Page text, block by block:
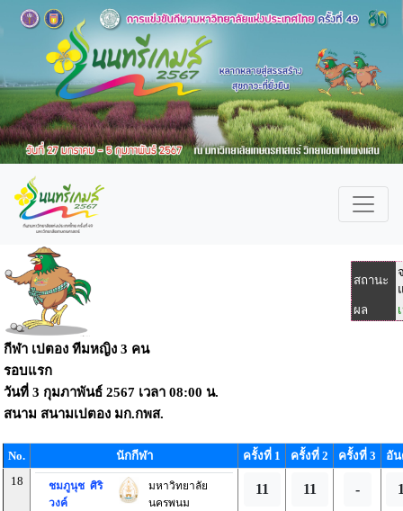
สถานะ
ผล
กีฬา เปตอง ทีมหญิง 3 คน
รอบแรก
วันที่ 3 กุมภาพันธ์ 2567 เวลา 08:00 น.
สนาม สนามเปตอง มก.กพส.
No. นักกีฬา ครั้งที่ 1 ครั้งที่ 2 ครั้งที่ 3
อั
18
ชมภูนุช ศิริ
วงค์
มหาวิทยาลัย
นครพนม
11 11 -